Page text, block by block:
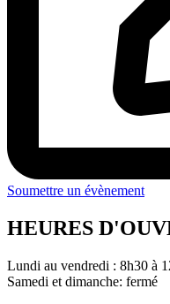
Soumettre un évènement
HEURES
Lundi au vendredi : 8h30 à
Samedi et dimanche: fermé